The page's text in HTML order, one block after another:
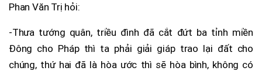
Phan Văn Trị hỏi:
-Thưa tướng quân, triều đình đã cắt đứt ba tỉnh miền
Đông cho Pháp thì ta phải giải giáp trao lại đất cho
chúng, thứ hai đã là hòa ước thì sẽ hòa bình, không có